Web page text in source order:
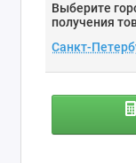
Выберите
получения